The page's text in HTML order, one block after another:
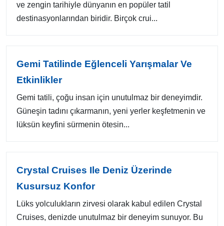
ve zengin tarihiyle dünyanın en popüler tatil
destinasyonlarından biridir. Birçok crui...
Gemi Tatilinde Eğlenceli Yarışmalar Ve
Etkinlikler
Gemi tatili, çoğu insan için unutulmaz bir deneyimdir.
Güneşin tadını çıkarmanın, yeni yerler keşfetmenin ve
lüksün keyfini sürmenin ötesin...
Crystal Cruises Ile Deniz Üzerinde
Kusursuz Konfor
Lüks yolculukların zirvesi olarak kabul edilen Crystal
Cruises, denizde unutulmaz bir deneyim sunuyor. Bu